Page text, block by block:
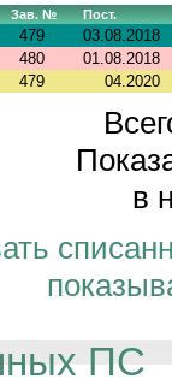
Зав. № Пост.
479
03.08.2018
480
01.08.2018
479 04.2020
в
ПС